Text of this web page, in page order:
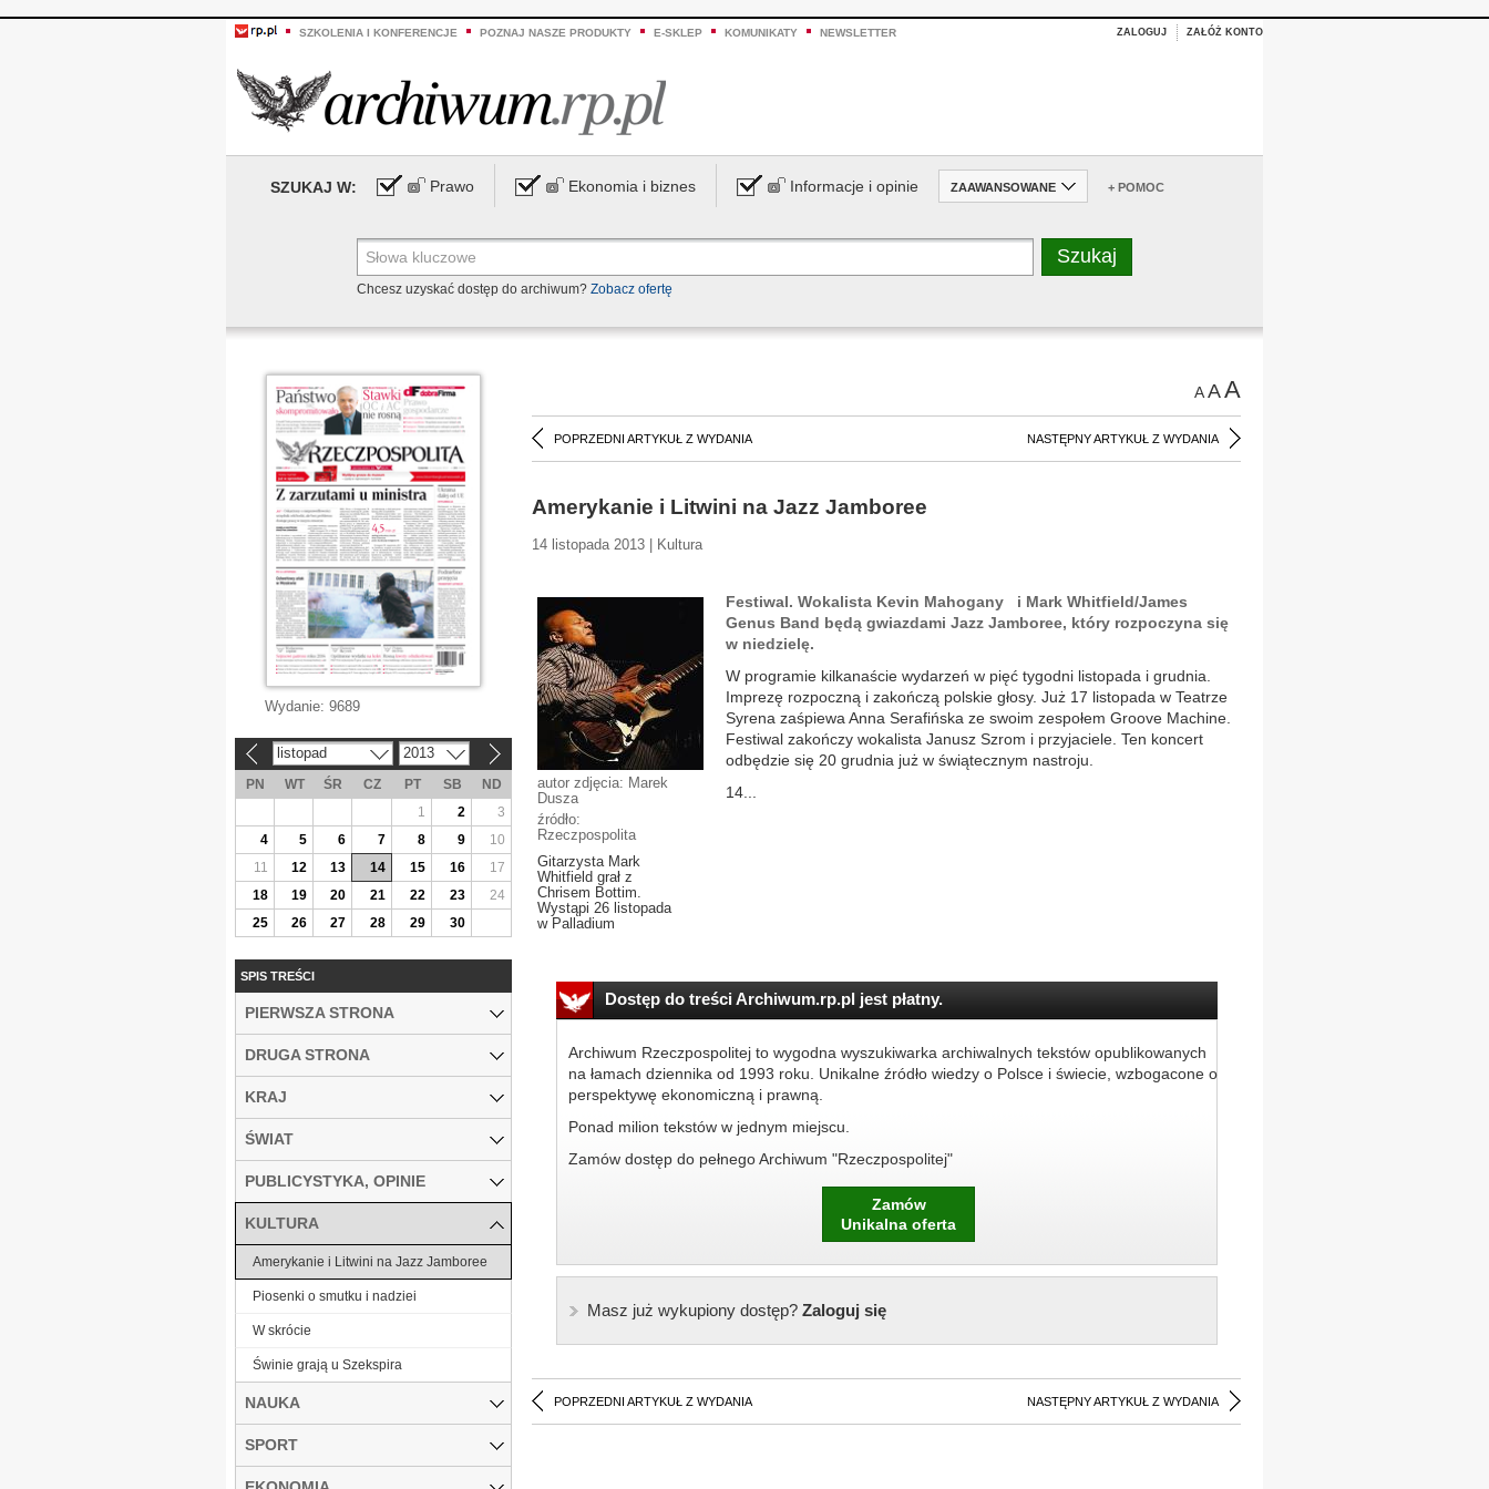
SZKOLENIA I KONFERENCJE POZNAJ NASZE PRODUKTY E-SKLEP KOMUNIKATY NEWSLETTER ZALOGUJ ZAŁÓŻ KONTO
SZUKAJ W: Prawo Ekonomia i biznes Informacje i opinie ZAAWANSOWANE + POMOC
Chcesz uzyskać dostęp do archiwum? Zobacz ofertę
AAA
POPRZEDNI ARTYKUŁ Z WYDANIA NASTĘPNY ARTYKUŁ Z WYDANIA
Amerykanie i Litwini na Jazz Jamboree
14 listopada 2013 | Kultura
autor zdjęcia: Marek
Dusza
źródło:
Rzeczpospolita
Gitarzysta Mark
Whitfield grał z
Chrisem Bottim.
Wystąpi 26 listopada
w Palladium
Festiwal. Wokalista Kevin Mahogany i Mark Whitfield/James
Genus Band będą gwiazdami Jazz Jamboree, który rozpoczyna się
w niedzielę.
W programie kilkanaście wydarzeń w pięć tygodni listopada i grudnia.
Imprezę rozpoczną i zakończą polskie głosy. Już 17 listopada w Teatrze
Syrena zaśpiewa Anna Serafińska ze swoim zespołem Groove Machine.
Festiwal zakończy wokalista Janusz Szrom i przyjaciele. Ten koncert
odbędzie się 20 grudnia już w świątecznym nastroju.
14...
Dostęp do treści Archiwum.rp.pl jest płatny.
Archiwum Rzeczpospolitej to wygodna wyszukiwarka archiwalnych tekstów opublikowanych
na łamach dziennika od 1993 roku. Unikalne źródło wiedzy o Polsce i świecie, wzbogacone o
perspektywę ekonomiczną i prawną.
Ponad milion tekstów w jednym miejscu.
Zamów dostęp do pełnego Archiwum "Rzeczpospolitej"
Zamów
Unikalna oferta
Masz już wykupiony dostęp?Zaloguj się
POPRZEDNI ARTYKUŁ Z WYDANIA NASTĘPNY ARTYKUŁ Z WYDANIA
Wydanie: 9689
listopad 2013
PN WT ŚR CZ PT SB
ND
1
2
3
4
5 6 7 8 9
10
11
12 13 14 15 16
17
18
19 20 21 22 23
24
25
26 27 28 29 30
SPIS TREŚCI
PIERWSZA STRONA
DRUGA STRONA
KRAJ
ŚWIAT
PUBLICYSTYKA, OPINIE
KULTURA
Amerykanie i Litwini na Jazz Jamboree
Piosenki o smutku i nadziei
W skrócie
Świnie grają u Szekspira
NAUKA
SPORT